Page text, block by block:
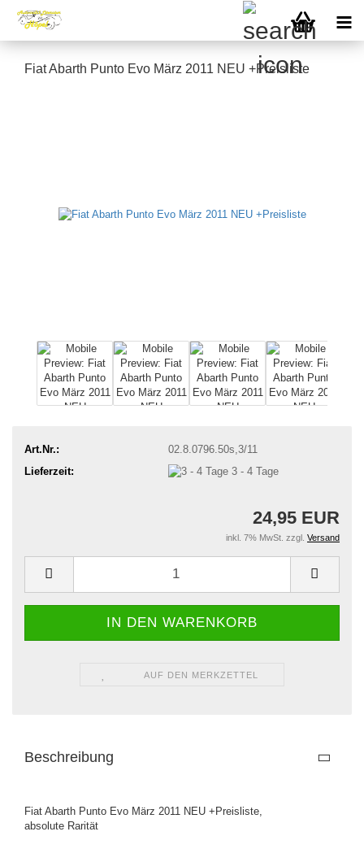
Fiat Abarth Punto Evo März 2011 NEU +Preisliste
Art.Nr.:
02.8.0796.50s,3/11
Lieferzeit:
3 - 4 Tage
24,95 EUR
inkl. 7% MwSt. zzgl. Versand
AUF DEN MERKZETTEL
Beschreibung
Fiat Abarth Punto Evo März 2011 NEU +Preisliste,
absolute Rarität